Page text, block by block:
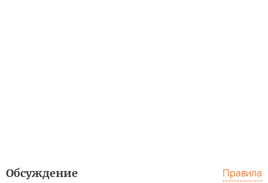
Обсуждение Правила